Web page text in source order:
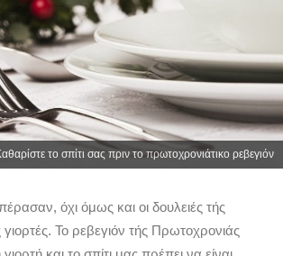
το σπίτι σας πριν το πρωτοχρονιάτικο ρεβεγιόν
όχι όμως και οι δουλειές τής
γιορτές. Το ρεβεγιόν τής Πρωτοχρονιάς